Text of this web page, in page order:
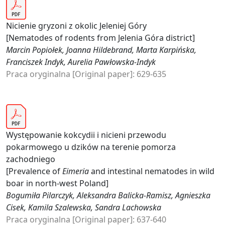
Nicienie gryzoni z okolic Jeleniej Góry
[Nematodes of rodents from Jelenia Góra district]
Marcin Popiołek, Joanna Hildebrand, Marta Karpińska,
Franciszek Indyk, Aurelia Pawłowska-Indyk
Praca oryginalna [Original paper]: 629-635
Występowanie kokcydii i nicieni przewodu
pokarmowego u dzików na terenie pomorza
zachodniego
[Prevalence ofEimeriaand intestinal nematodes in wild
boar in north-west Poland]
Bogumiła Pilarczyk, Aleksandra Balicka-Ramisz, Agnieszka
Cisek, Kamila Szalewska, Sandra Lachowska
Praca oryginalna [Original paper]: 637-640